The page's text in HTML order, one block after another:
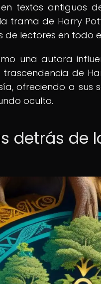
textos antiguos
trama de Harry
lectores en todo
una autora
de
ofreciendo a sus
oculto.
detrás de